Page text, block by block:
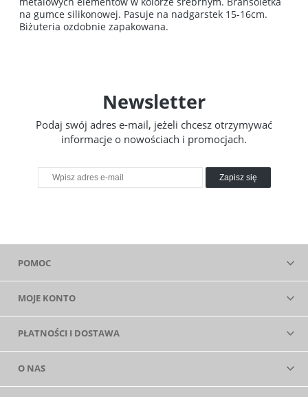
na gumce silikonowej. Pasuje na nadgarstek 15-16cm.
Biżuteria ozdobnie zapakowana.
Newsletter
Podaj swój adres e-mail, jeżeli chcesz otrzymywać
informacje o nowościach i promocjach.
Zapisz się
POMOC
MOJE KONTO
PŁATNOŚCI I DOSTAWA
O NAS